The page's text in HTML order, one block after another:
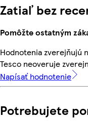
Zatiaľ bez
Pomôžte ostatným
Hodnotenia zverejňujú
Tesco neoveruje
Napísať hodnotenie
Potrebujete